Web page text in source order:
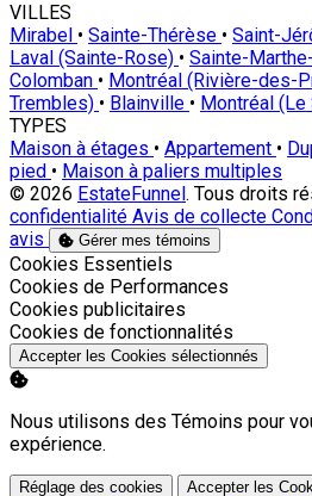
VILLES
Mirabel • Sainte-Thérèse • Saint-
Laval (Sainte-Rose) • Sainte-
Colomban • Montréal (Rivière-des-
Trembles) • Blainville • Montréal
TYPES
Maison à étages • Appartement •
pied • Maison à paliers multiples
© 2026 EstateFunnel . Tous droits
confidentialité Avis de collecte
avis
Gérer mes témoins
Activer
Cookies Essentiels
Activer
Cookies de Performances
Activer
Cookies publicitaires
Activer
Cookies de fonctionnalités
Accepter les Cookies sélectionnés
Nous utilisons des Témoins pour
expérience.
Réglage des cookies Accepter les